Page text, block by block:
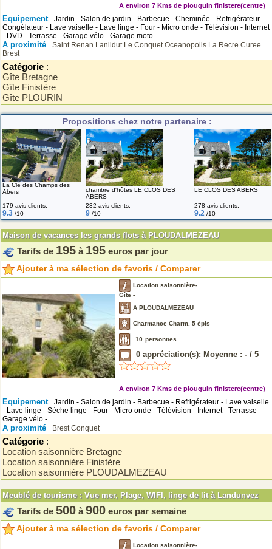
A environ 7 Kms de plouguin finistere(centre)
Equipement
Jardin - Salon de jardin - Barbecue - Cheminée - Refrigérateur -
Congélateur - Lave vaiselle - Lave linge - Four - Micro onde - Télévision - Internet
- DVD - Terrasse - Garage vélo - Garage moto -
A proximité Saint Renan Lanildut Le ConquetOceanopolis La Recre Curee
Brest
Catégorie :
Gîte Bretagne
Gîte Finistère
Gîte PLOURIN
Propositions chez notre partenaire :
La Clé des Champs des
Abers
chambre d'hôtes LE CLOS DES
ABERS
LE CLOS DES ABERS
179 avis clients:
9.3 /10
232 avis clients:
9 /10
278 avis clients:
9.2 /10
Maison de vacances les grands flots à PLOUDALMEZEAU
Tarifs de 195 à 195 euros par jour
Ajouter à ma sélection de favoris / Comparer
Location saisonnière-
Gîte -
A PLOUDALMEZEAU
Charmance Charm. 5 épis
10 personnes
0 appréciation(s): Moyenne : - / 5
A environ 7 Kms de plouguin finistere(centre)
Equipement
Jardin - Salon de jardin - Barbecue - Refrigérateur - Lave vaiselle
- Lave linge - Sèche linge - Four - Micro onde - Télévision - Internet - Terrasse -
Garage vélo -
A proximité BrestConquet
Catégorie :
Location saisonnière Bretagne
Location saisonnière Finistère
Location saisonnière PLOUDALMEZEAU
Meublé de tourisme : Vue mer, Plage, WIFI, linge de lit à Landunvez
Tarifs de 500 à 900 euros par semaine
Ajouter à ma sélection de favoris / Comparer
Location saisonnière-